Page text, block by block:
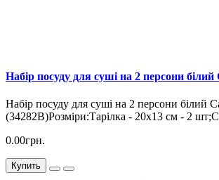
Набір посуду для суші на 2 персони
Набір посуду для суші на 2 персони білий
(34282B)Розміри:Тарілка - 20х13 см - 2
0.00грн.
Купить